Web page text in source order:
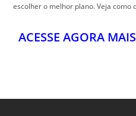
escolher o melhor plano. Veja como
ACESSE AGORA